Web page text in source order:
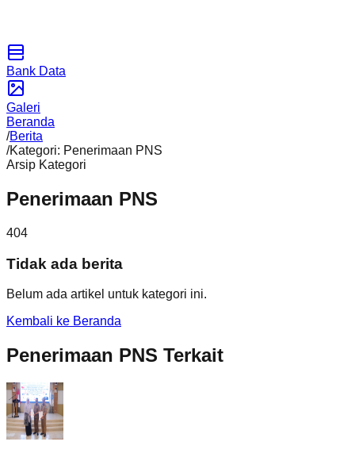
Bank Data
Galeri
Beranda
/Berita
/Kategori: Penerimaan PNS
Arsip Kategori
Penerimaan PNS
404
Tidak ada berita
Belum ada artikel untuk kategori ini.
Kembali ke Beranda
Penerimaan PNS Terkait